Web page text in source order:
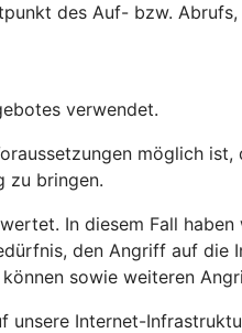
des Auf- bzw. Abrufs,
verwendet.
möglich
zu bringen.
In diesem Fall
den Angriff auf
sowie weiteren
Internet-